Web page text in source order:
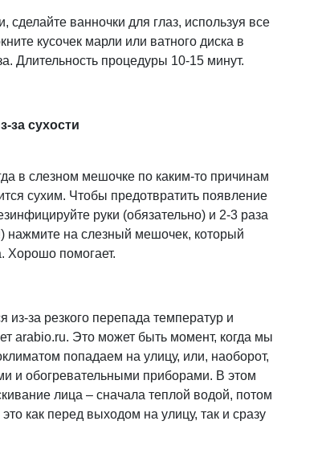
сделайте ванночки для глаз, используя все
кусочек марли или ватного диска в
Длительность процедуры 10-15 минут.
за сухости
в слезном мешочке по каким-то причинам
сухим. Чтобы предотвратить появление
руки (обязательно) и 2-3 раза
нажмите на слезный мешочек, который
Хорошо помогает.
из-за резкого перепада температур и
arabio.ru. Это может быть момент, когда мы
попадаем на улицу, или, наоборот,
и обогревательными приборами. В этом
лица – сначала теплой водой, потом
как перед выходом на улицу, так и сразу